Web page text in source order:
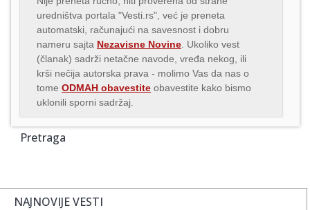
uredništva portala "Vesti.rs", već je preneta
automatski, računajući na savesnost i dobru
nameru sajta Nezavisne Novine . Ukoliko vest
(članak) sadrži netačne navode, vređa nekog, ili
krši nečija autorska prava - molimo Vas da nas o
tome ODMAH obavestite obavestite kako bismo
uklonili sporni sadržaj.
Pretraga
NAJNOVIJE VESTI